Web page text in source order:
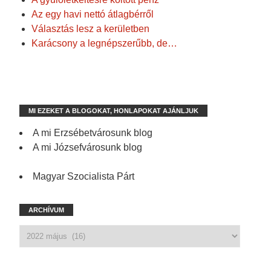
Az egy havi nettó átlagbérről
Választás lesz a kerületben
Karácsony a legnépszerűbb, de…
MI EZEKET A BLOGOKAT, HONLAPOKAT AJÁNLJUK
A mi Erzsébetvárosunk blog
A mi Józsefvárosunk blog
Magyar Szocialista Párt
ARCHÍVUM